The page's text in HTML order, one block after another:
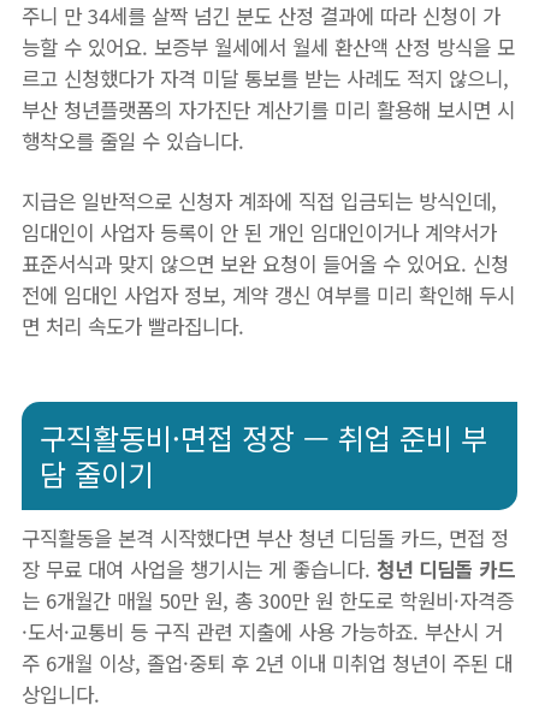
주니 만 34세를 살짝 넘긴 분도 산정 결과에 따라 신청이 가
능할 수 있어요. 보증부 월세에서 월세 환산액 산정 방식을 모
르고 신청했다가 자격 미달 통보를 받는 사례도 적지 않으니,
부산 청년플랫폼의 자가진단 계산기를 미리 활용해 보시면 시
행착오를 줄일 수 있습니다.
지급은 일반적으로 신청자 계좌에 직접 입금되는 방식인데,
임대인이 사업자 등록이 안 된 개인 임대인이거나 계약서가
표준서식과 맞지 않으면 보완 요청이 들어올 수 있어요. 신청
전에 임대인 사업자 정보, 계약 갱신 여부를 미리 확인해 두시
면 처리 속도가 빨라집니다.
구직활동비·면접 정장 — 취업 준비 부
담 줄이기
구직활동을 본격 시작했다면 부산 청년 디딤돌 카드, 면접 정
장 무료 대여 사업을 챙기시는 게 좋습니다. 청년 디딤돌 카드
는 6개월간 매월 50만 원, 총 300만 원 한도로 학원비·자격증
·도서·교통비 등 구직 관련 지출에 사용 가능하죠. 부산시 거
주 6개월 이상, 졸업·중퇴 후 2년 이내 미취업 청년이 주된 대
상입니다.